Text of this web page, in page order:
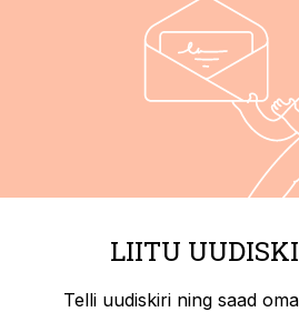
LIITU
Telli uudiskiri ning saad